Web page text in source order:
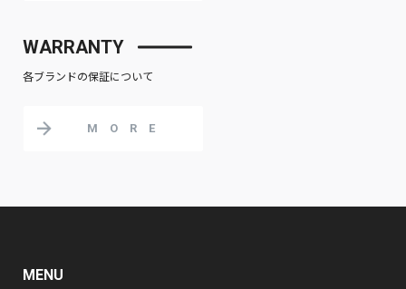
WARRANTY
各ブランドの保証について
MORE
MENU